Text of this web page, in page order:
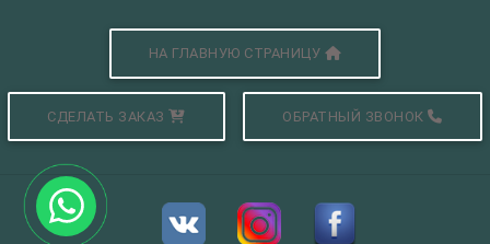
НА ГЛАВНУЮ СТРАНИЦУ
СДЕЛАТЬ ЗАКАЗ ОБРАТНЫЙ ЗВОНОК